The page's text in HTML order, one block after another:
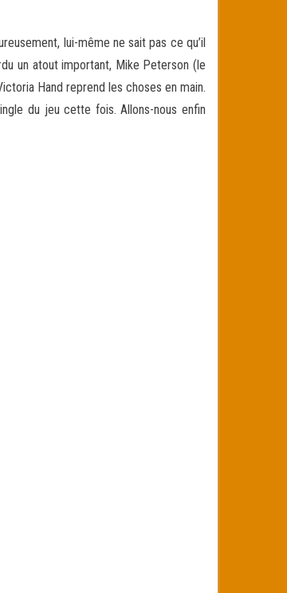
lui-même ne sait pas ce qu’il
un atout important, Mike Peterson (le
Hand reprend les choses en main.
du jeu cette fois. Allons-nous enfin